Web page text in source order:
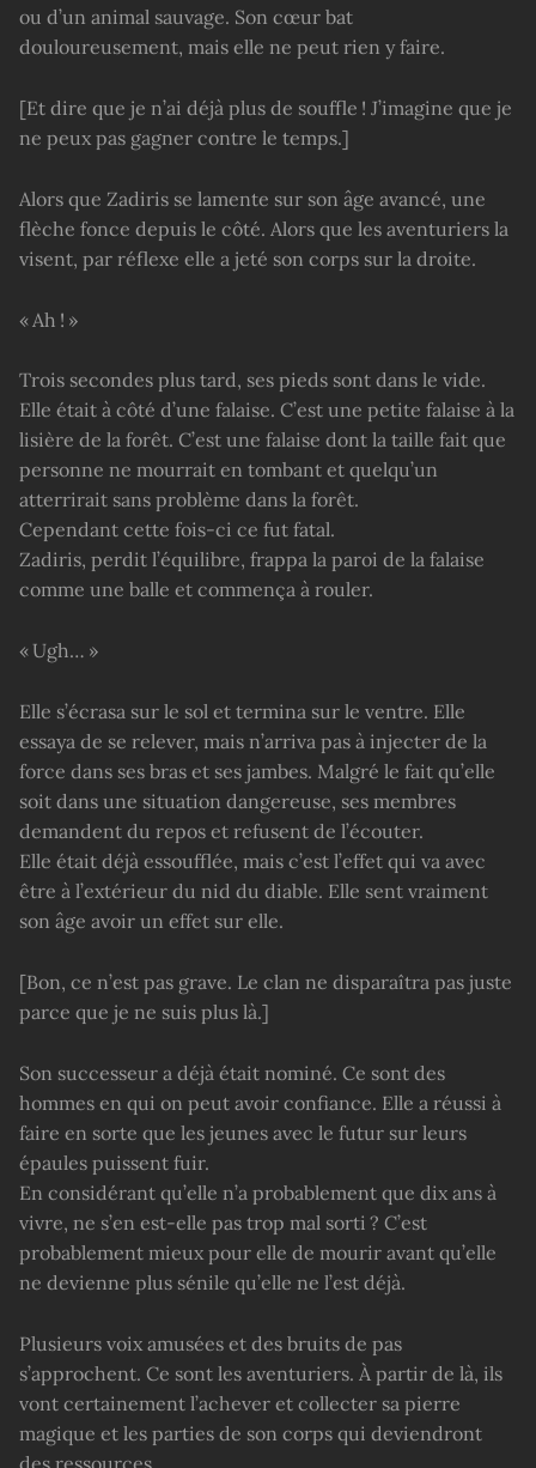
ou d’un animal sauvage. Son cœur bat
douloureusement, mais elle ne peut rien y faire.
[Et dire que je n’ai déjà plus de souffle ! J’imagine que je
ne peux pas gagner contre le temps.]
Alors que Zadiris se lamente sur son âge avancé, une
flèche fonce depuis le côté. Alors que les aventuriers la
visent, par réflexe elle a jeté son corps sur la droite.
« Ah ! »
Trois secondes plus tard, ses pieds sont dans le vide.
Elle était à côté d’une falaise. C’est une petite falaise à la
lisière de la forêt. C’est une falaise dont la taille fait que
personne ne mourrait en tombant et quelqu’un
atterrirait sans problème dans la forêt.
Cependant cette fois-ci ce fut fatal.
Zadiris, perdit l’équilibre, frappa la paroi de la falaise
comme une balle et commença à rouler.
« Ugh… »
Elle s’écrasa sur le sol et termina sur le ventre. Elle
essaya de se relever, mais n’arriva pas à injecter de la
force dans ses bras et ses jambes. Malgré le fait qu’elle
soit dans une situation dangereuse, ses membres
demandent du repos et refusent de l’écouter.
Elle était déjà essoufflée, mais c’est l’effet qui va avec
être à l’extérieur du nid du diable. Elle sent vraiment
son âge avoir un effet sur elle.
[Bon, ce n’est pas grave. Le clan ne disparaîtra pas juste
parce que je ne suis plus là.]
Son successeur a déjà était nominé. Ce sont des
hommes en qui on peut avoir confiance. Elle a réussi à
faire en sorte que les jeunes avec le futur sur leurs
épaules puissent fuir.
En considérant qu’elle n’a probablement que dix ans à
vivre, ne s’en est-elle pas trop mal sorti ? C’est
probablement mieux pour elle de mourir avant qu’elle
ne devienne plus sénile qu’elle ne l’est déjà.
Plusieurs voix amusées et des bruits de pas
s’approchent. Ce sont les aventuriers. À partir de là, ils
vont certainement l’achever et collecter sa pierre
magique et les parties de son corps qui deviendront
des ressources.